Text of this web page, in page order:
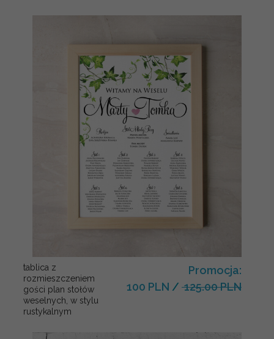
tablica z
rozmieszczeniem
gości plan stołów
weselnych, w stylu
rustykalnym
Promocja:
100 PLN / 125.00 PLN